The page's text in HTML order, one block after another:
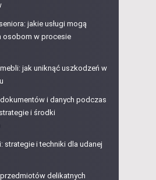
jakie usługi mogą
osobom w procesie
jak uniknąć uszkodzeń w
i danych podczas
i środki
strategie i techniki dla udanej
delikatnych